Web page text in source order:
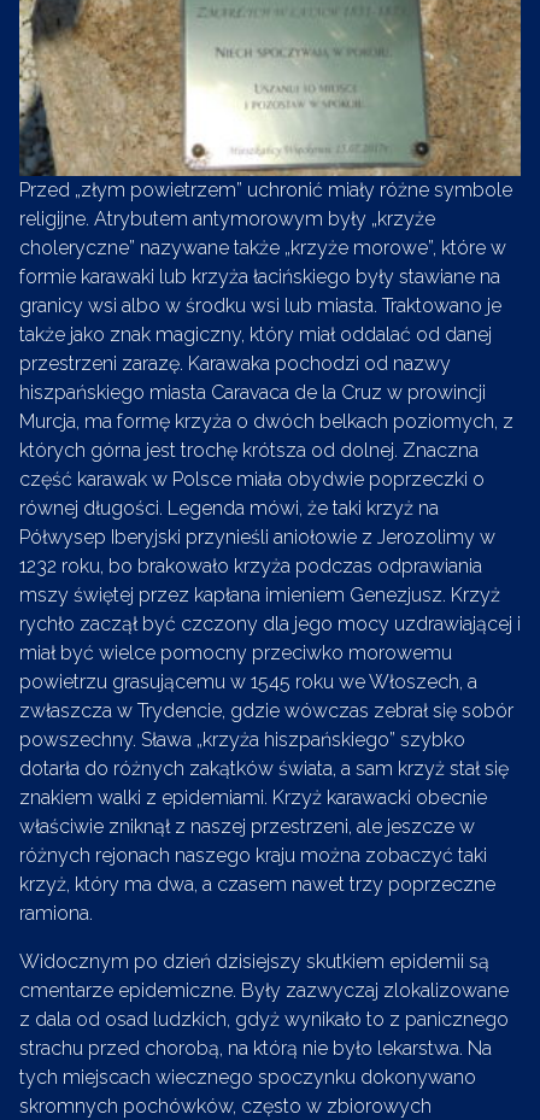
Przed „złym powietrzem” uchronić miały różne symbole
religijne. Atrybutem antymorowym były „krzyże
choleryczne” nazywane także „krzyże morowe”, które w
formie karawaki lub krzyża łacińskiego były stawiane na
granicy wsi albo w środku wsi lub miasta. Traktowano je
także jako znak magiczny, który miał oddalać od danej
przestrzeni zarazę. Karawaka pochodzi od nazwy
hiszpańskiego miasta Caravaca de la Cruz w prowincji
Murcja, ma formę krzyża o dwóch belkach poziomych, z
których górna jest trochę krótsza od dolnej. Znaczna
część karawak w Polsce miała obydwie poprzeczki o
równej długości. Legenda mówi, że taki krzyż na
Półwysep Iberyjski przynieśli aniołowie z Jerozolimy w
1232 roku, bo brakowało krzyża podczas odprawiania
mszy świętej przez kapłana imieniem Genezjusz. Krzyż
rychło zaczął być czczony dla jego mocy uzdrawiającej i
miał być wielce pomocny przeciwko morowemu
powietrzu grasującemu w 1545 roku we Włoszech, a
zwłaszcza w Trydencie, gdzie wówczas zebrał się sobór
powszechny. Sława „krzyża hiszpańskiego” szybko
dotarła do różnych zakątków świata, a sam krzyż stał się
znakiem walki z epidemiami. Krzyż karawacki obecnie
właściwie zniknął z naszej przestrzeni, ale jeszcze w
różnych rejonach naszego kraju można zobaczyć taki
krzyż, który ma dwa, a czasem nawet trzy poprzeczne
ramiona.
Widocznym po dzień dzisiejszy skutkiem epidemii są
cmentarze epidemiczne. Były zazwyczaj zlokalizowane
z dala od osad ludzkich, gdyż wynikało to z panicznego
strachu przed chorobą, na którą nie było lekarstwa. Na
tych miejscach wiecznego spoczynku dokonywano
skromnych pochówków, często w zbiorowych